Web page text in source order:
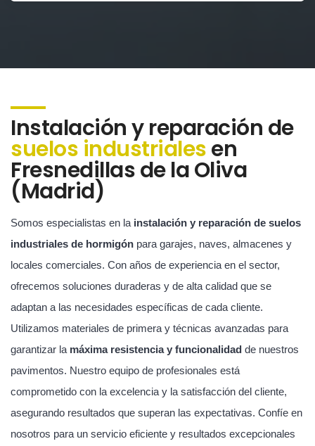
Instalación y reparación de
suelos industrialesen
Fresnedillas de la Oliva
(Madrid)
Somos especialistas en la instalación y reparación de suelos
industriales de hormigón para garajes, naves, almacenes y
locales comerciales. Con años de experiencia en el sector,
ofrecemos soluciones duraderas y de alta calidad que se
adaptan a las necesidades específicas de cada cliente.
Utilizamos materiales de primera y técnicas avanzadas para
garantizar la máxima resistencia y funcionalidad de nuestros
pavimentos. Nuestro equipo de profesionales está
comprometido con la excelencia y la satisfacción del cliente,
asegurando resultados que superan las expectativas. Confíe en
nosotros para un servicio eficiente y resultados excepcionales